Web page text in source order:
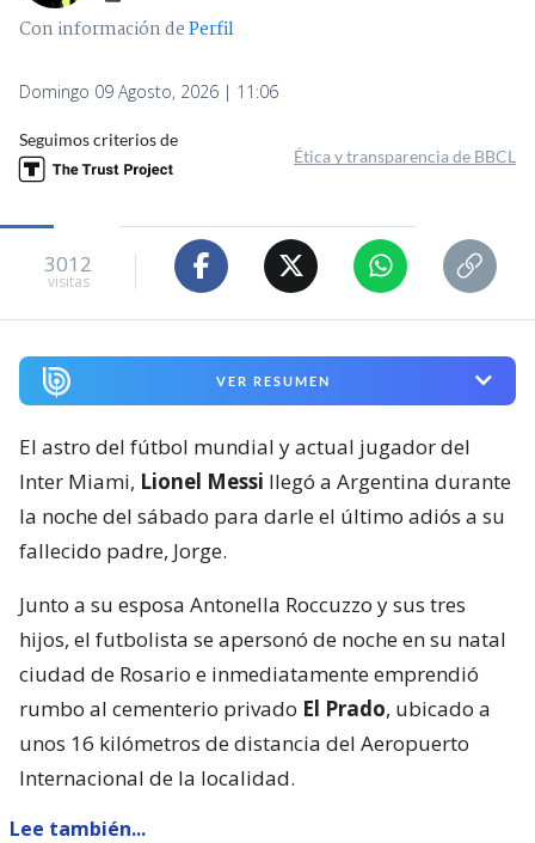
Con información dePerfil
Domingo 09 Agosto, 2026 | 11:06
Seguimos criterios de
Ética y transparencia de BBCL
3012
visitas
VER RESUMEN
El astro del fútbol mundial y actual jugador del
Inter Miami, Lionel Messi llegó a Argentina durante
la noche del sábado para darle el último adiós a su
fallecido padre, Jorge.
Junto a su esposa Antonella Roccuzzo y sus tres
hijos, el futbolista se apersonó de noche en su natal
ciudad de Rosario e inmediatamente emprendió
rumbo al cementerio privado El Prado, ubicado a
unos 16 kilómetros de distancia del Aeropuerto
Internacional de la localidad.
Lee también...